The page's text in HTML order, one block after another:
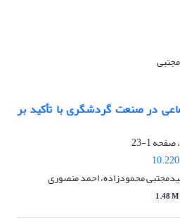
در صنعت گردشگری با تأکید بر
1-23
محمودزاده، احمد منصوری
1.48 M